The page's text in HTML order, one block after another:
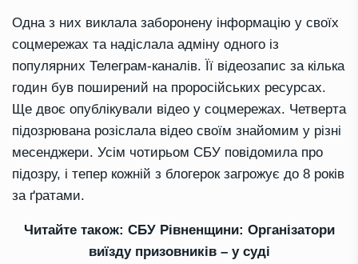
Одна з них виклала заборонену інформацію у своїх
соцмережах та надіслала адміну одного із
популярних Телеграм-каналів. Її відеозапис за кілька
годин був поширений на проросійських ресурсах.
Ще двоє опублікували відео у соцмережах. Четверта
підозрювана розіслала відео своїм знайомим у різні
месенджери. Усім чотирьом СБУ повідомила про
підозру, і тепер кожній з блогерок загрожує до 8 років
за ґратами.
Читайте також: СБУ Рівненщини: Організатори
виїзду призовників – у суді